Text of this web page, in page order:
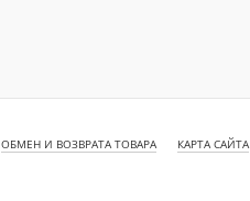
ОБМЕН И ВОЗВРАТА ТОВАРА КАРТА САЙТА